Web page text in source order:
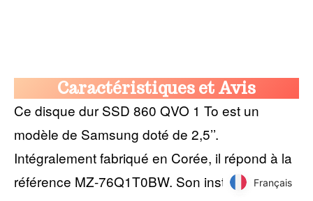
Caractéristiques et Avis
Ce disque dur SSD 860 QVO 1 To est un
modèle de Samsung doté de 2,5’’.
Intégralement fabriqué en Corée, il répond à la
référence MZ-76Q1T0BW. Son installation est
Français
Français